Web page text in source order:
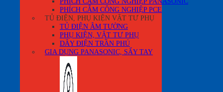
PHÍCH CẮM CÔNG NGHIỆP PCE
TỦ ĐIỆN, PHỤ KIỆN VẬT TƯ PHỤ
TỦ ĐIỆN ÂM TƯỜNG
PHỤ KIỆN, VẬT TƯ PHỤ
DÂY ĐIỆN TRẦN PHÚ
GIA DỤNG PANASONIC, SẤY TAY